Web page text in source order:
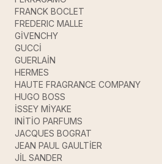
FRANCK BOCLET
FREDERIC MALLE
GİVENCHY
GUCCİ
GUERLAİN
HERMES
HAUTE FRAGRANCE COMPANY
HUGO BOSS
İSSEY MİYAKE
INİTİO PARFUMS
JACQUES BOGRAT
JEAN PAUL GAULTİER
JİL SANDER